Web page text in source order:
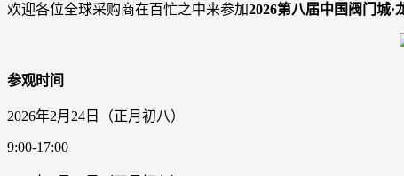
欢迎各位全球采购商在百忙之中来参加2026第八届中国阀门城·
参观时间
2026年2月24日（正月初八）
9:00-17:00